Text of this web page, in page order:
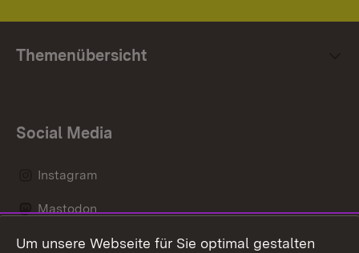
Themenübersicht
Social Media
Instagram
Mastodon
Messenger
Um unsere Webseite für Sie optimal gestalten